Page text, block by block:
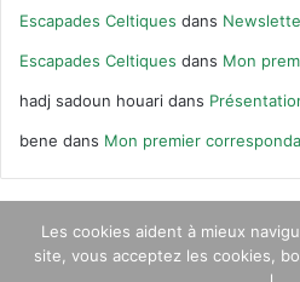
Escapades Celtiques dans
Escapades Celtiques dans Mon
hadj sadoun houari dans
bene dans Mon premier
© Escapades Celtiques 2020 |Qui
Les cookies aident à mieux
site, vous acceptez les cookies,